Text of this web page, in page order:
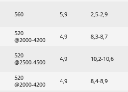
560 5,9 2,5-2,9
520
@2000-4200
4,9 8,3-8,7
520
@2500-4500
4,9 10,2-10,6
520
@2000-4200
4,9 8,4-8,9